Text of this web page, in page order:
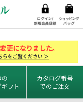
更になりました。
をご覧ください ＞
フト
カタログ番号
でのご注文